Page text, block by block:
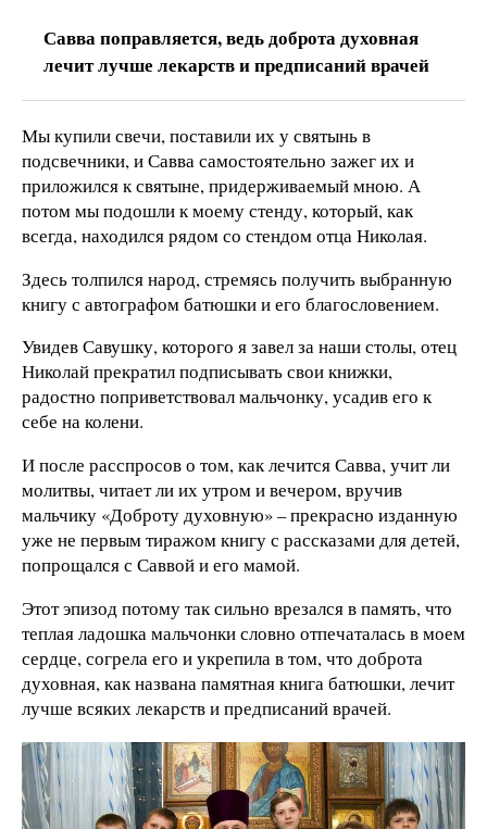
Савва поправляется, ведь доброта духовная
лечит лучше лекарств и предписаний врачей
Мы купили свечи, поставили их у святынь в
подсвечники, и Савва самостоятельно зажег их и
приложился к святыне, придерживаемый мною. А
потом мы подошли к моему стенду, который, как
всегда, находился рядом со стендом отца Николая.
Здесь толпился народ, стремясь получить выбранную
книгу с автографом батюшки и его благословением.
Увидев Савушку, которого я завел за наши столы, отец
Николай прекратил подписывать свои книжки,
радостно поприветствовал мальчонку, усадив его к
себе на колени.
И после расспросов о том, как лечится Савва, учит ли
молитвы, читает ли их утром и вечером, вручив
мальчику «Доброту духовную» – прекрасно изданную
уже не первым тиражом книгу с рассказами для детей,
попрощался с Саввой и его мамой.
Этот эпизод потому так сильно врезался в память, что
теплая ладошка мальчонки словно отпечаталась в моем
сердце, согрела его и укрепила в том, что доброта
духовная, как названа памятная книга батюшки, лечит
лучше всяких лекарств и предписаний врачей.